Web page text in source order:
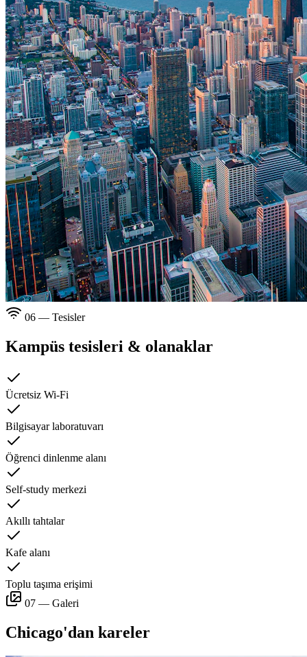
06 — Tesisler
Kampüs tesisleri & olanaklar
Ücretsiz Wi-Fi
Bilgisayar laboratuvarı
Öğrenci dinlenme alanı
Self-study merkezi
Akıllı tahtalar
Kafe alanı
Toplu taşıma erişimi
07 — Galeri
Chicago'dan kareler